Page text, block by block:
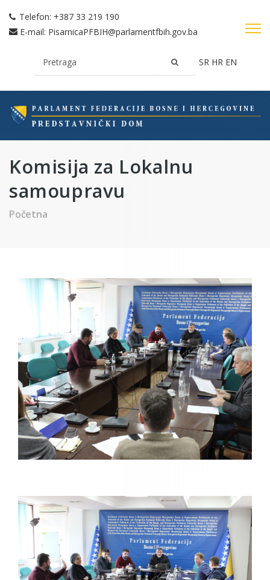
Telefon: +387 33 219 190
E-mail: PisarnicaPFBIH@parlamentfbih.gov.ba
SR HR EN
Komisija za Lokalnu
samoupravu
Početna